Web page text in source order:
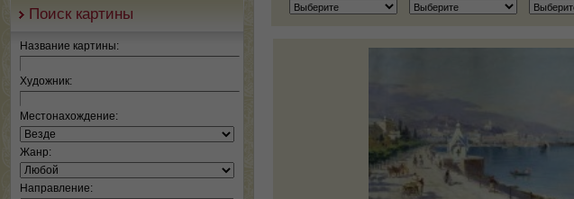
Поиск картины
Название картины:
Художник:
Местонахождение:
Жанр:
Направление: